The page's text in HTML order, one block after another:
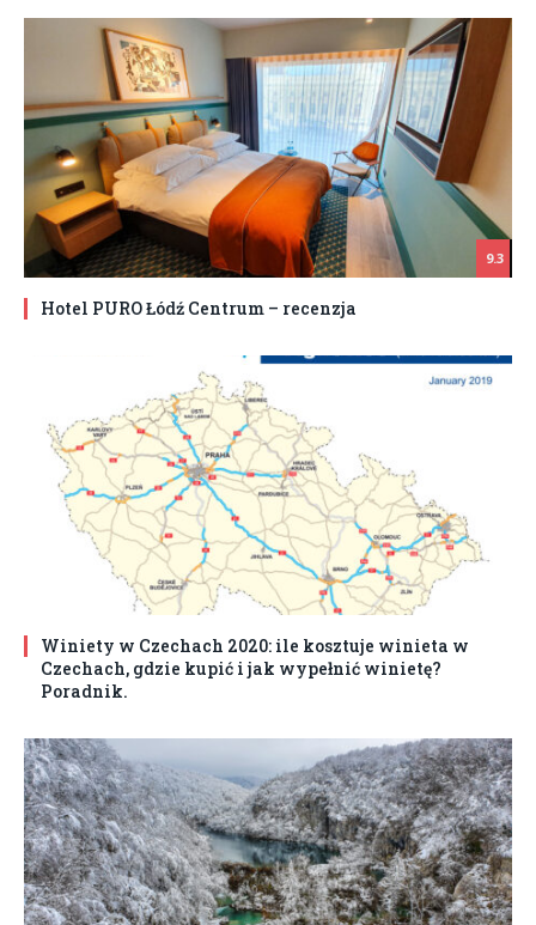
9.3
Hotel PURO Łódź Centrum – recenzja
Winiety w Czechach 2020: ile kosztuje winieta w
Czechach, gdzie kupić i jak wypełnić winietę?
Poradnik.